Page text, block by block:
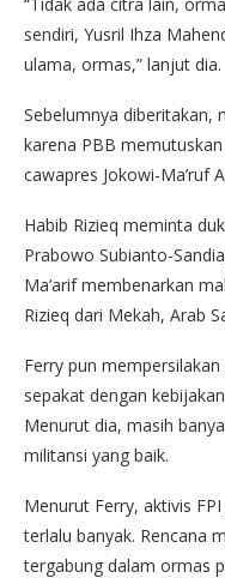
sendiri, Yusril Ihza
ulama, ormas,” lanjut dia.
Sebelumnya diberitakan,
karena PBB
cawapres Jokowi-Ma’ruf
Habib Rizieq meminta
Prabowo Subianto-
Ma’arif membenarkan
Rizieq dari Mekah, Arab
Ferry pun
sepakat dengan
Menurut dia, masih
militansi yang baik.
Menurut Ferry, aktivis
terlalu banyak. Rencana
tergabung dalam ormas